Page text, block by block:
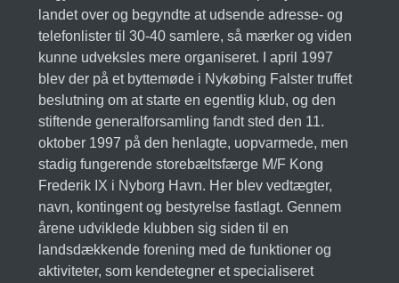
landet over og begyndte at udsende adresse- og
telefonlister til 30-40 samlere, så mærker og viden
kunne udveksles mere organiseret. I april 1997
blev der på et byttemøde i Nykøbing Falster truffet
beslutning om at starte en egentlig klub, og den
stiftende generalforsamling fandt sted den 11.
oktober 1997 på den henlagte, uopvarmede, men
stadig fungerende storebæltsfærge M/F Kong
Frederik IX i Nyborg Havn. Her blev vedtægter,
navn, kontingent og bestyrelse fastlagt. Gennem
årene udviklede klubben sig siden til en
landsdækkende forening med de funktioner og
aktiviteter, som kendetegner et specialiseret